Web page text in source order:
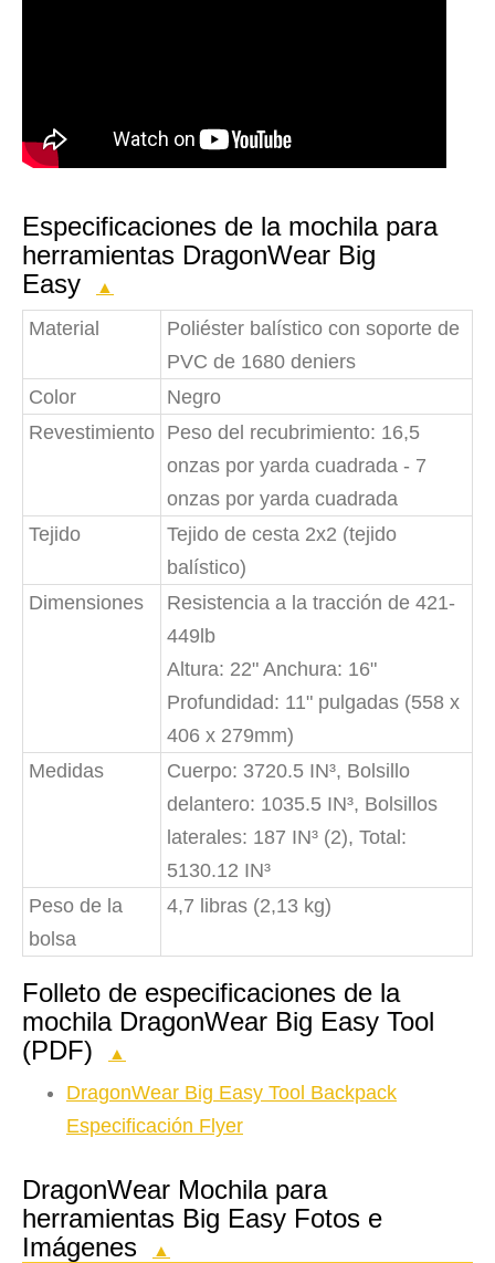
Especificaciones de la mochila para
herramientas DragonWear Big
Easy
▲
Material
Poliéster balístico con soporte de
PVC de 1680 deniers
Color
Negro
Revestimiento Peso del recubrimiento: 16,5
onzas por yarda cuadrada - 7
onzas por yarda cuadrada
Tejido
Tejido de cesta 2x2 (tejido
balístico)
Dimensiones
Resistencia a la tracción de 421-
449lb
Altura: 22" Anchura: 16"
Profundidad: 11" pulgadas (558 x
406 x 279mm)
Medidas
Cuerpo: 3720.5 IN³, Bolsillo
delantero: 1035.5 IN³, Bolsillos
laterales: 187 IN³ (2), Total:
5130.12 IN³
Peso de la
bolsa
4,7 libras (2,13 kg)
Folleto de especificaciones de la
mochila DragonWear Big Easy Tool
(PDF)
▲
DragonWear Big Easy Tool Backpack
Especificación Flyer
DragonWear Mochila para
herramientas Big Easy Fotos e
Imágenes
▲